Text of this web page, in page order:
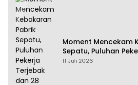
Moment Mencekam
Sepatu, Puluhan
28 Orang Tewas
11 Juli 2026